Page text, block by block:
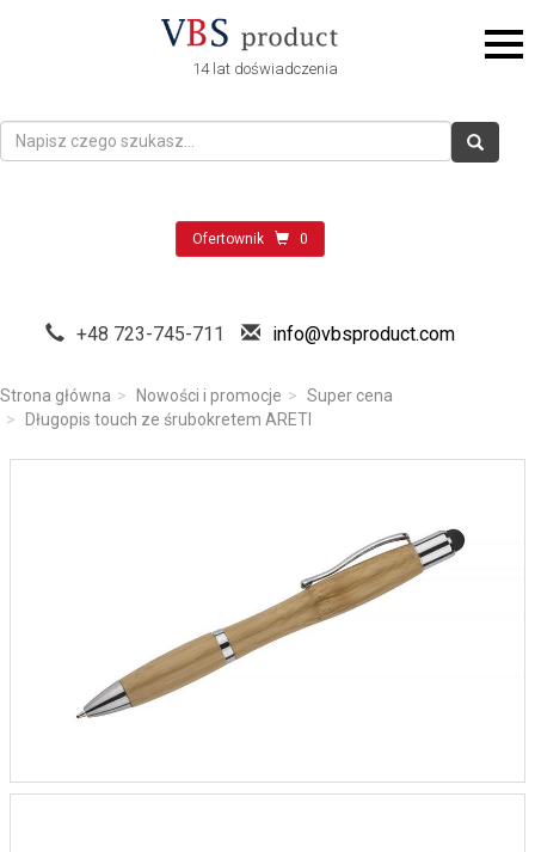
14 lat doświadczenia
Ofertownik 0
+48 723-745-711 info@vbsproduct.com
Strona główna Nowości i promocje
Super cena
Długopis touch ze śrubokretem ARETI